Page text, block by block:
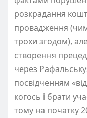
розкрадання
провадження
трохи згодом),
створення
через
посвідченням
когось і брати
тому на початку